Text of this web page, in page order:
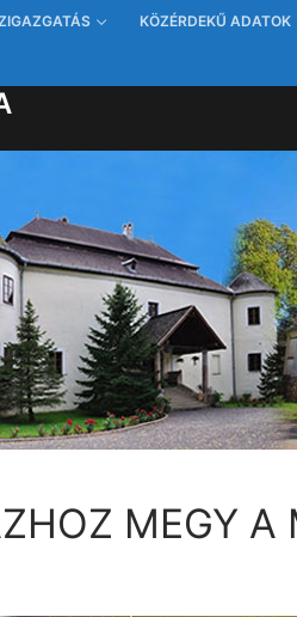
KÖZÉRDEKŰ ADATOK
MEGY A